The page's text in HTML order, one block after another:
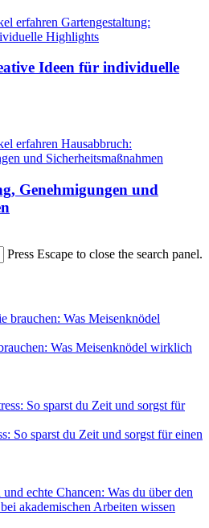
Ideen für individuelle
Genehmigungen und
Press Escape to close the search panel.
Was Meisenknödel wirklich
So sparst du Zeit und sorgst für einen